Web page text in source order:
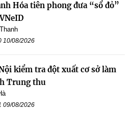
Hóa tiên phong đưa “sổ đỏ”
10/08/2026
kiểm tra đột xuất cơ sở làm
Trung thu
09/08/2026